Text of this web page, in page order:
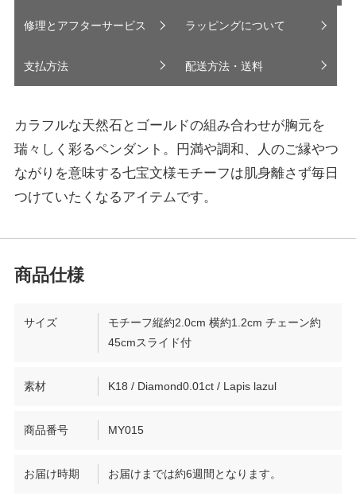
修理とアフターサービス ラッピングについて
支払方法 配送方法・送料
カラフルな天然石とゴールドの組み合わせが胸元を
瑞々しく彩るペンダント。円満や調和、人のご縁やつ
ながりを意味する七宝文様モチーフは肌身離さず毎日
つけていたくなるアイテムです。
サイズ
モチーフ縦約2.0cm 横約1.2cm チェーン約
45cmスライド付
素材 K18 / Diamond0.01ct / Lapis lazul
商品番号 MY015
お届け時期 お届けまでは約6週間となります。